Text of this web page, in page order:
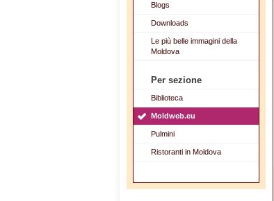
Blogs
Downloads
Le più belle immagini della
Moldova
Per sezione
Biblioteca
Moldweb.eu
Pulmini
Ristoranti in Moldova